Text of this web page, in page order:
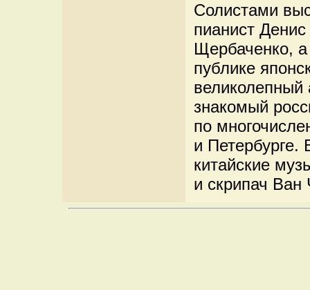
Солистами
пианист
Щербаченко, а
публике
великолепный
знакомый
по
и Петербурге.
китайские
и скрипач